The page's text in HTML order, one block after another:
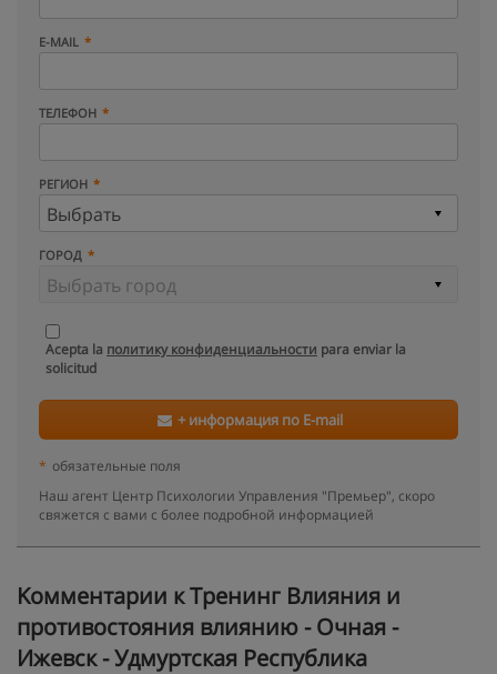
E-MAIL
ТЕЛЕФОН
РЕГИОН
ГОРОД
Acepta la политику конфиденциальности para enviar la
solicitud
+ информация по E-mail
* обязательные поля
Наш агент Центр Психологии Управления "Премьер", скоро
свяжется с вами с более подробной информацией
Kомментарии к Тренинг Влияния и
противостояния влиянию - Очная -
Ижевск - Удмуртская Республика